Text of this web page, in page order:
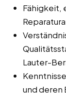
Fähigkeit,
Lauter-
und deren